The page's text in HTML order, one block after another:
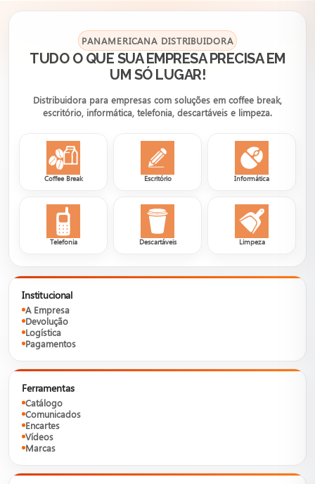
PANAMERICANA DISTRIBUIDORA
TUDO O QUE SUA EMPRESA PRECISA EM
UM SÓ LUGAR!
Distribuidora para empresas com soluções em coffee break,
escritório, informática, telefonia, descartáveis e limpeza.
Coffee Break Escritório Informática
Telefonia Descartáveis Limpeza
Institucional
A Empresa
Devolução
Logística
Pagamentos
Ferramentas
Catálogo
Comunicados
Encartes
Vídeos
Marcas